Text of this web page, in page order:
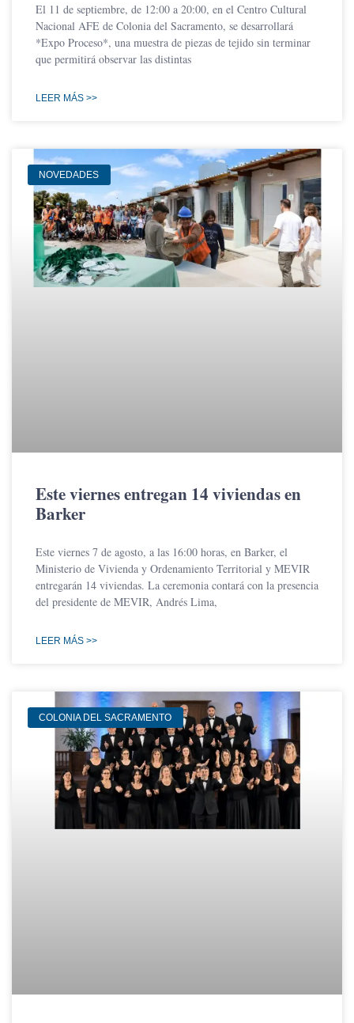
El 11 de septiembre, de 12:00 a 20:00, en el Centro Cultural
Nacional AFE de Colonia del Sacramento, se desarrollará
*Expo Proceso*, una muestra de piezas de tejido sin terminar
que permitirá observar las distintas
LEER MÁS >>
NOVEDADES
Este viernes entregan 14 viviendas en
Barker
Este viernes 7 de agosto, a las 16:00 horas, en Barker, el
Ministerio de Vivienda y Ordenamiento Territorial y MEVIR
entregarán 14 viviendas. La ceremonia contará con la presencia
del presidente de MEVIR, Andrés Lima,
LEER MÁS >>
COLONIA DEL SACRAMENTO